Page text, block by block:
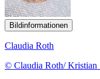
Bildinformationen
Claudia Roth
© Claudia Roth/ Kristian